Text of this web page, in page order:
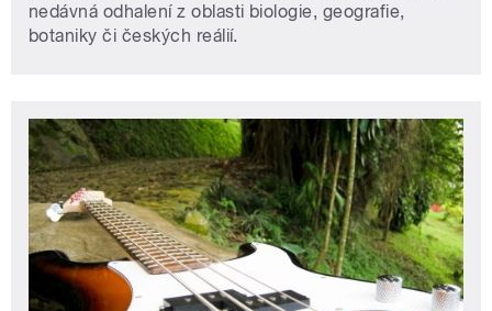
nedávná odhalení z oblasti biologie, geografie,
botaniky či českých reálií.